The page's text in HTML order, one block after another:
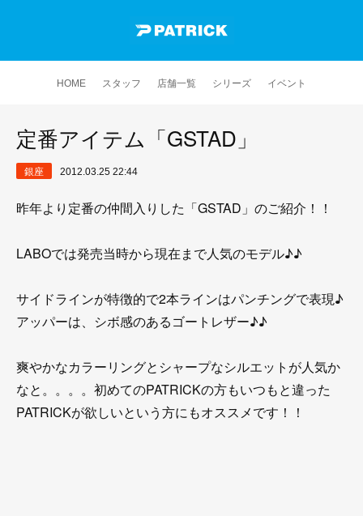
HOME スタッフ 店舗一覧 シリーズ イベント
定番アイテム「GSTAD」
銀座 2012.03.25 22:44
昨年より定番の仲間入りした「GSTAD」のご紹介！！
LABOでは発売当時から現在まで人気のモデル♪♪
サイドラインが特徴的で2本ラインはパンチングで表現♪
アッパーは、シボ感のあるゴートレザー♪♪
爽やかなカラーリングとシャープなシルエットが人気か
なと。。。。初めてのPATRICKの方もいつもと違った
PATRICKが欲しいという方にもオススメです！！